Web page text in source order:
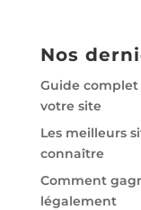
Nos
Guide
votre site
Les meilleurs
connaître
Comment
légalement